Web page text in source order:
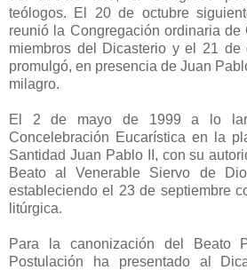
teólogos. El 20 de octubre
reunió la Congregación ordinaria de
miembros del Dicasterio y el 21 de
promulgó, en presencia de Juan
milagro.
El 2 de mayo de 1999 a lo
Concelebración Eucarística en la
Santidad Juan Pablo II, con su
Beato al Venerable Siervo de
estableciendo el 23 de septiembre
litúrgica.
Para la canonización del Beato
Postulación ha presentado al